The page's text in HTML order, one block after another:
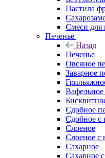
Пастила
Смеси для
Печенье
Назад
Печенье
Овсяное
Заварное
Вафельное
Сдобное
Сдобное с
Слоеное
Слоеное с
Сахарное
Сахарное